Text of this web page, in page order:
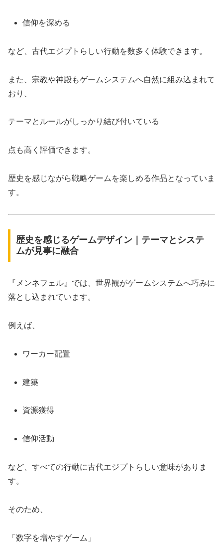
信仰を深める
など、古代エジプトらしい行動を数多く体験できます。
また、宗教や神殿もゲームシステムへ自然に組み込まれて
おり、
テーマとルールがしっかり結び付いている
点も高く評価できます。
歴史を感じながら戦略ゲームを楽しめる作品となっていま
す。
歴史を感じるゲームデザイン｜テーマとシステ
ムが見事に融合
『メンネフェル』では、世界観がゲームシステムへ巧みに
落とし込まれています。
例えば、
ワーカー配置
建築
資源獲得
信仰活動
など、すべての行動に古代エジプトらしい意味がありま
す。
そのため、
「数字を増やすゲーム」